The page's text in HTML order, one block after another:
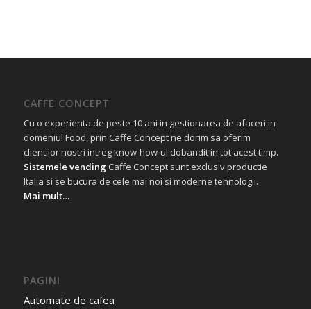
CAFFE CONCEPT
Cu o experienta de peste 10 ani in gestionarea de afaceri in
domeniul Food, prin Caffe Concept ne dorim sa oferim
clientilor nostri intreg know-how-ul dobandit in tot acest timp.
Sistemele vending Caffe Concept sunt exclusiv productie
Italia si se bucura de cele mai noi si moderne tehnologii.
Mai mult…
PAGINI
Automate de cafea